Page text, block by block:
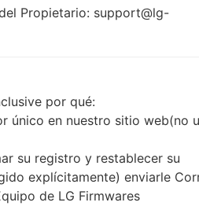
Android
on Amazon
Propietario: support@lg-
por qué:
único en nuestro sitio web(no
su registro y restablecer su
explícitamente) enviarle
de LG Firmwares